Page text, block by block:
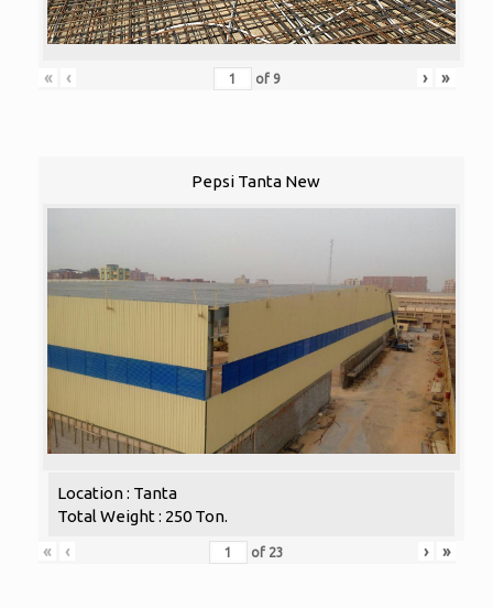
« ‹ of 9 › »
Pepsi Tanta New
Location : Tanta
Total Weight : 250 Ton.
«
‹ of 23 › »